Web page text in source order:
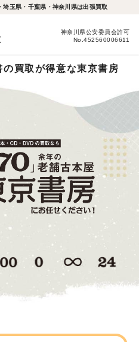
玉県・千葉県・神奈川県は出張買取
神奈川県公安委員会許可
No.452560006611
買取が得意な東京書房